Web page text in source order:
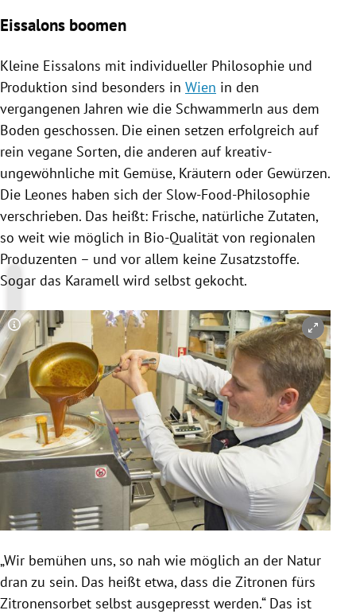
Eissalons boomen
Kleine Eissalons mit individueller Philosophie und
Produktion sind besonders in Wien in den
vergangenen Jahren wie die Schwammerln aus dem
Boden geschossen. Die einen setzen erfolgreich auf
rein vegane Sorten, die anderen auf kreativ-
ungewöhnliche mit Gemüse, Kräutern oder Gewürzen.
Die Leones haben sich der Slow-Food-Philosophie
verschrieben. Das heißt: Frische, natürliche Zutaten,
so weit wie möglich in Bio-Qualität von regionalen
Produzenten – und vor allem keine Zusatzstoffe.
Sogar das Karamell wird selbst gekocht.
Copyright-Hinweis öffnen/schließen
„Wir bemühen uns, so nah wie möglich an der Natur
dran zu sein. Das heißt etwa, dass die Zitronen fürs
Zitronensorbet selbst ausgepresst werden.“ Das ist